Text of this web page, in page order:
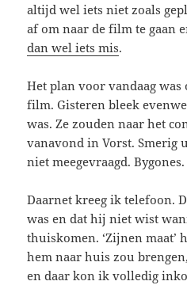
altijd wel iets niet zoals
af om naar de film te gaan
dan wel iets mis.
Het plan voor vandaag
film. Gisteren bleek
was. Ze zouden naar het
vanavond in Vorst. Smerig
niet meegevraagd. Bygones.
Daarnet kreeg ik telefoon.
was en dat hij niet wist
thuiskomen. ‘Zijnen maat’
hem naar huis zou
en daar kon ik volledig